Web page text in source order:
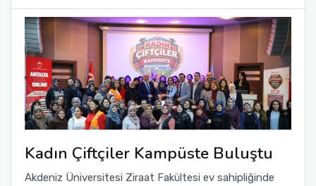
Kadın Çiftçiler Kampüste Buluştu
Akdeniz Üniversitesi Ziraat Fakültesi ev sahipliğinde
Tıp Fakültesi
Turizm Fakültesi
Uygulamalı Bilimler Fakültesi
Ziraat Fakültesi